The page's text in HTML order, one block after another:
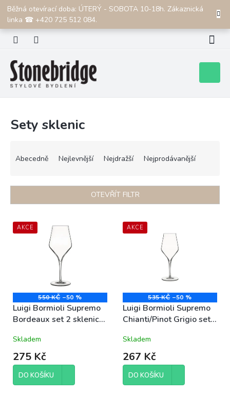
Přejít
obsah
Běžná otevírací doba: ÚTERÝ - SOBOTA 10-18h. Zákaznická
linka ☎ +420 725 512 084.
CZK
košík
Sety sklenic
n
í
r
o
ů
Abecedně Nejlevnější Nejdražší Nejprodávanější
OTEVŘÍT FILTR
V
ý
d
u
t
ů
AKCE
550 KČ –50 %
Luigi Bormioli Supremo
Bordeaux set 2 sklenic
(11278)
Skladem
275 Kč
DO KOŠÍKU
AKCE
535 KČ –50 %
Luigi Bormioli Supremo
Chianti/Pinot Grigio set
45cl (11279)
Skladem
267 Kč
DO KOŠÍKU